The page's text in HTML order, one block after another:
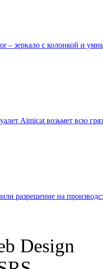
– зеркало с колонкой и
Aimicat возьмет всю
разрешение на